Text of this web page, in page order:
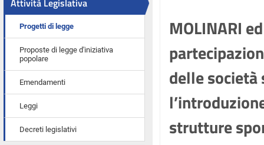
Attività Legislativa
Progetti di legge
Proposte di legge d'iniziativa
popolare
Emendamenti
Leggi
Decreti legislativi
MOLINARI
delle società
strutture